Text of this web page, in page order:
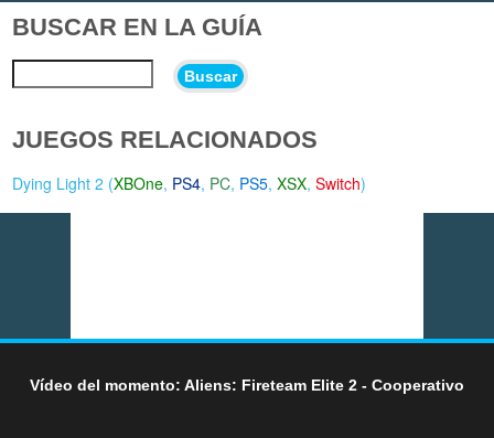
BUSCAR EN LA GUÍA
Buscar
JUEGOS RELACIONADOS
Dying Light 2 (XBOne, PS4, PC, PS5,XSX,Switch)
Vídeo del momento: Aliens: Fireteam Elite 2 - Cooperativo